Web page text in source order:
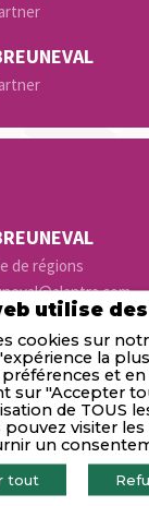
de régions
FAUVEZ
utilise
cookies sur
la
et
sur "Accepter
de TOUS
visiter
un
tout